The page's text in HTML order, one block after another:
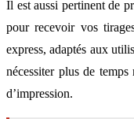
Il est aussi pertinent de
pour recevoir vos
express, adaptés aux
nécessiter plus de
d’impression.